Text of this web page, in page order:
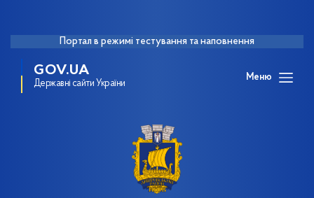
Портал в режимі тестування та наповнення
GOV.UA
Державні сайти України
Меню